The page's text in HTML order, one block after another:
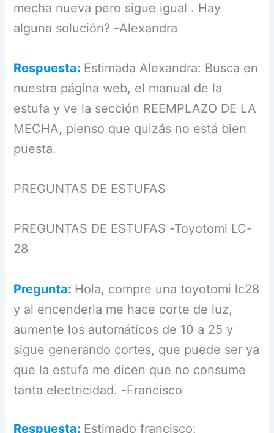
mecha nueva pero sigue igual . Hay
alguna solución? -Alexandra
Respuesta: Estimada Alexandra: Busca en
nuestra página web, el manual de la
estufa y ve la sección REEMPLAZO DE LA
MECHA, pienso que quizás no está bien
puesta.
PREGUNTAS DE ESTUFAS
PREGUNTAS DE ESTUFAS -Toyotomi LC-
28
Pregunta: Hola, compre una toyotomi lc28
y al encenderla me hace corte de luz,
aumente los automáticos de 10 a 25 y
sigue generando cortes, que puede ser ya
que la estufa me dicen que no consume
tanta electricidad. -Francisco
Respuesta: Estimado francisco: